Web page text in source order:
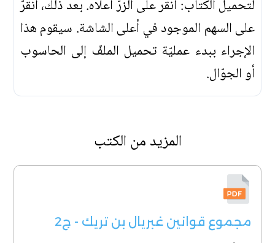
لتحميل الكتاب: انقر على الزرّ أعلاه. بعد ذلك، انقرّ
على السهم الموجود في أعلى الشاشة. سيقوم هذا
الإجراء ببدء عمليّة تحميل الملفّ إلى الحاسوب
أو الجوّال.
المزيد من الكتب
مجموع قوانين غبريال بن تريك - ج2